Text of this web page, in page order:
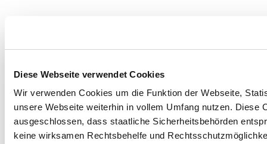
Diese Webseite verwendet Cookies
Wir verwenden Cookies um die Funktion der Webseite,
unsere Webseite weiterhin in vollem Umfang nutzen.
ausgeschlossen, dass staatliche Sicherheitsbehörden
keine wirksamen Rechtsbehelfe und